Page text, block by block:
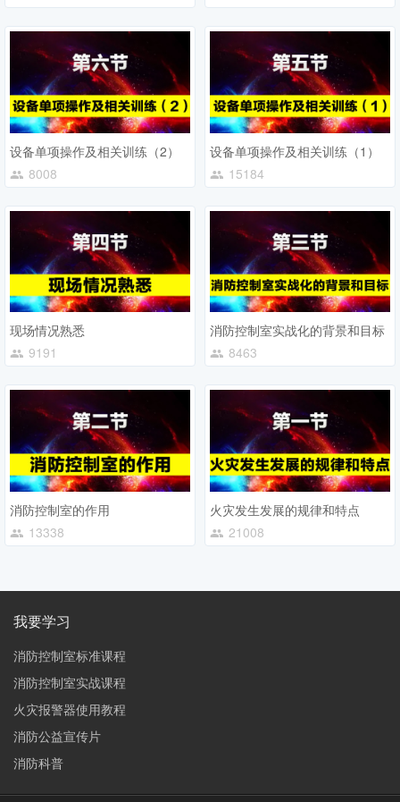
设备单项操作及相关训练（2）
8008
设备单项操作及相关训练（1）
15184
现场情况熟悉
9191
消防控制室实战化的背景和目标
8463
消防控制室的作用
13338
火灾发生发展的规律和特点
21008
我要学习
消防控制室标准课程
消防控制室实战课程
火灾报警器使用教程
消防公益宣传片
消防科普